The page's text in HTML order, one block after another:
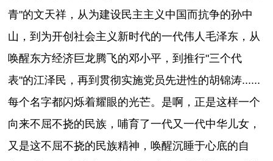
青"的文天祥，从为建设民主主义中国而抗争的孙中
山，到为开创社会主义新时代的一代伟人毛泽东，从
唤醒东方经济巨龙腾飞的邓小平，到推行"三个代
表"的江泽民，再到贯彻实施党员先进性的胡锦涛......
每个名字都闪烁着耀眼的光芒。是啊，正是这样一个
向来不屈不挠的民族，哺育了一代又一代中华儿女，
又是这不屈不挠的民族精神，唤醒沉睡于心底的自